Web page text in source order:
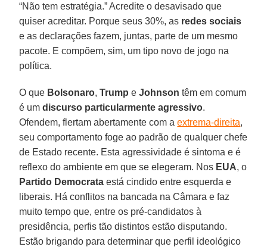
“Não tem estratégia.” Acredite o desavisado que
quiser acreditar. Porque seus 30%, as redes sociais
e as declarações fazem, juntas, parte de um mesmo
pacote. E compõem, sim, um tipo novo de jogo na
política.
O que Bolsonaro,Trump eJohnson têm em comum
é umdiscurso particularmente agressivo.
Ofendem, flertam abertamente com aextrema-direita,
seu comportamento foge ao padrão de qualquer chefe
de Estado recente. Esta agressividade é sintoma e é
reflexo do ambiente em que se elegeram. Nos EUA, o
Partido Democrata está cindido entre esquerda e
liberais. Há conflitos na bancada na Câmara e faz
muito tempo que, entre os pré-candidatos à
presidência, perfis tão distintos estão disputando.
Estão brigando para determinar que perfil ideológico